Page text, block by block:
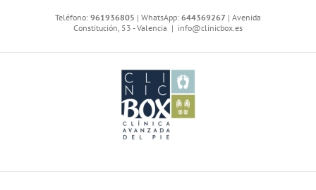
Teléfono: 961936805 | WhatsApp: 644369267 | Avenida
Constitución, 53 - Valencia | info@clinicbox.es